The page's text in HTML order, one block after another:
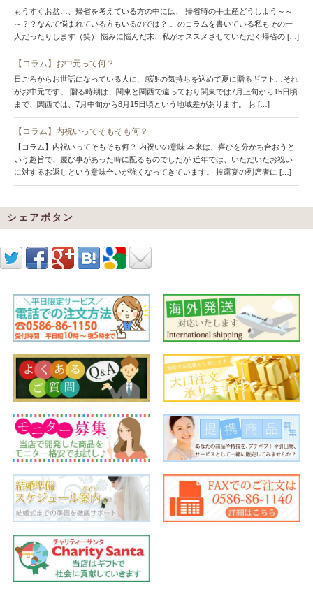
もうすぐお盆…、帰省を考えている方の中には、 帰省時の手土産どうしよう～～
～？？なんて悩まれている方もいるのでは？ このコラムを書いている私もその一
人だったりします（笑） 悩みに悩んだ末、私がオススメさせていただく帰省の […]
【コラム】お中元って何？
日ごろからお世話になっている人に、感謝の気持ちを込めて夏に贈るギフト…それ
がお中元です。 贈る時期は、関東と関西で違っており関東では7月上旬から15日頃
まで、関西では、7月中旬から8月15日頃という地域差があります。 お […]
【コラム】内祝いってそもそも何？
【コラム】内祝いってそもそも何？ 内祝いの意味 本来は、喜びを分かち合おうと
いう趣旨で、慶び事があった時に配るものでしたが 近年では、いただいたお祝い
に対するお返しという意味合いが強くなってきています。 披露宴の列席者に […]
シェアボタン